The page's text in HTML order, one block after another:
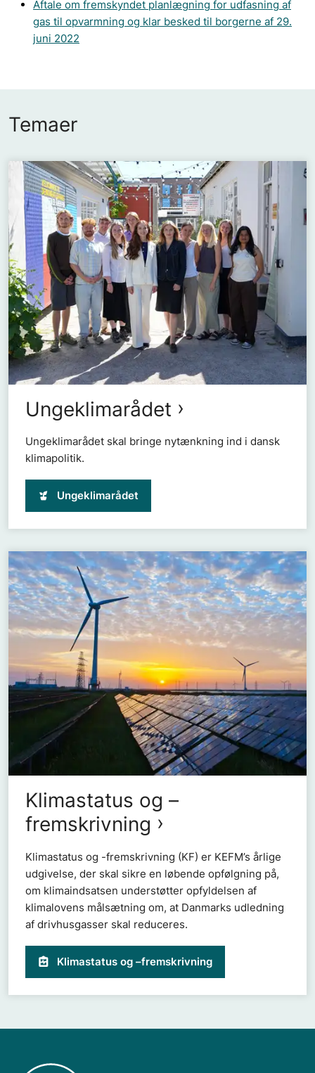
Aftale om fremskyndet planlægning for udfasning af
gas til opvarmning og klar besked til borgerne af 29.
juni 2022
Temaer
Ungeklimarådet
Ungeklimarådet skal bringe nytænkning ind i dansk
klimapolitik.
Ungeklimarådet
Klimastatus og –
fremskrivning
Klimastatus og -fremskrivning (KF) er KEFM’s årlige
udgivelse, der skal sikre en løbende opfølgning på,
om klimaindsatsen understøtter opfyldelsen af
klimalovens målsætning om, at Danmarks udledning
af drivhusgasser skal reduceres.
Klimastatus og –fremskrivning